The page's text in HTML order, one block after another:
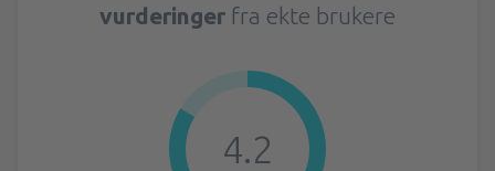
vurderinger fra ekte brukere
4.2